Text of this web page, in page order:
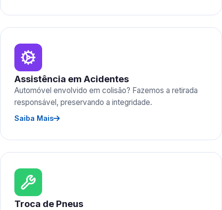
Assistência em Acidentes
Automóvel envolvido em colisão? Fazemos a retirada
responsável, preservando a integridade.
Saiba Mais
Troca de Pneus